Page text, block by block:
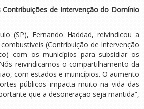
de Intervenção do Domínio
(SP), Fernando Haddad, reivindicou a
(Contribuição de Intervenção
com os municípios para subsidiar os
reivindicamos o compartilhamento da
com estados e municípios. O aumento
públicos impacta muito na vida das
que a desoneração seja mantida”,